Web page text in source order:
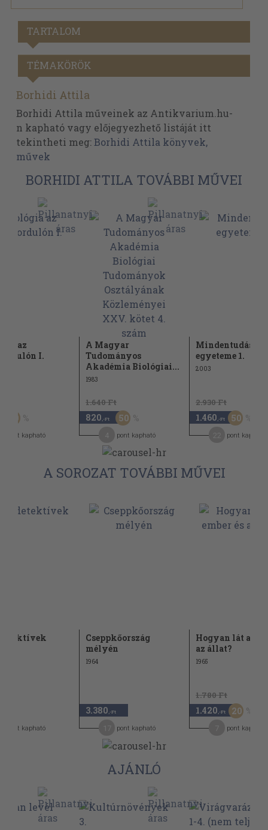
TARTALOM
TÉMAKÖRÖK
Borhidi Attila
Borhidi Attila műveinek az Antikvarium.hu-
n kapható vagy előjegyezhető listáját itt
tekintheti meg:Borhidi Attila könyvek,
művek
BORHIDI ATTILA TOVÁBBI MŰVEI
az
I.
50
pont kapható
A Magyar
Tudományos
Akadémia Biológiai...
1983
1.640 Ft
820 ,-Ft 50
pont kapható
Mindentudás
egyeteme 1.
2003
2.930 Ft
1.460 ,-Ft 50
pont kapható
A SOROZAT TOVÁBBI MŰVEI
pont kapható
Cseppkőország
mélyén
1964
3.380 ,-Ft
pont kapható
Hogyan lát az
az állat?
1965
1.780 Ft
1.420 ,-Ft 20
pont kapható
AJÁNLÓ